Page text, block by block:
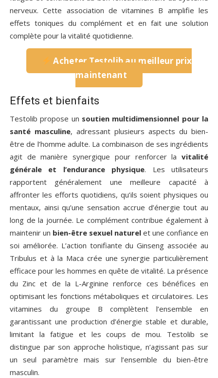
nerveux. Cette association de vitamines B amplifie les
effets toniques du complément et en fait une solution
complète pour la vitalité quotidienne.
Acheter Testolib au meilleur prix
maintenant
Effets et bienfaits
Testolib propose un soutien multidimensionnel pour la
santé masculine, adressant plusieurs aspects du bien-
être de l’homme adulte. La combinaison de ses ingrédients
agit de manière synergique pour renforcer la vitalité
générale et l’endurance physique. Les utilisateurs
rapportent généralement une meilleure capacité à
affronter les efforts quotidiens, qu’ils soient physiques ou
mentaux, ainsi qu’une sensation accrue d’énergie tout au
long de la journée. Le complément contribue également à
maintenir un bien-être sexuel naturel et une confiance en
soi améliorée. L’action tonifiante du Ginseng associée au
Tribulus et à la Maca crée une synergie particulièrement
efficace pour les hommes en quête de vitalité. La présence
du Zinc et de la L-Arginine renforce ces bénéfices en
optimisant les fonctions métaboliques et circulatoires. Les
vitamines du groupe B complètent l’ensemble en
garantissant une production d’énergie stable et durable,
limitant la fatigue et les coups de mou. Testolib se
distingue par son approche holistique, n’agissant pas sur
un seul paramètre mais sur l’ensemble du bien-être
masculin.